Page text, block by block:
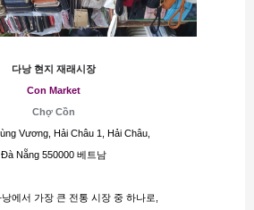
다낭 현지 재래시장
Con Market
Chợ Cồn
Vương, Hải Châu 1, Hải Châu,
Đà Nẵng 550000 베트남
에서 가장 큰 전통 시장 중 하나로,